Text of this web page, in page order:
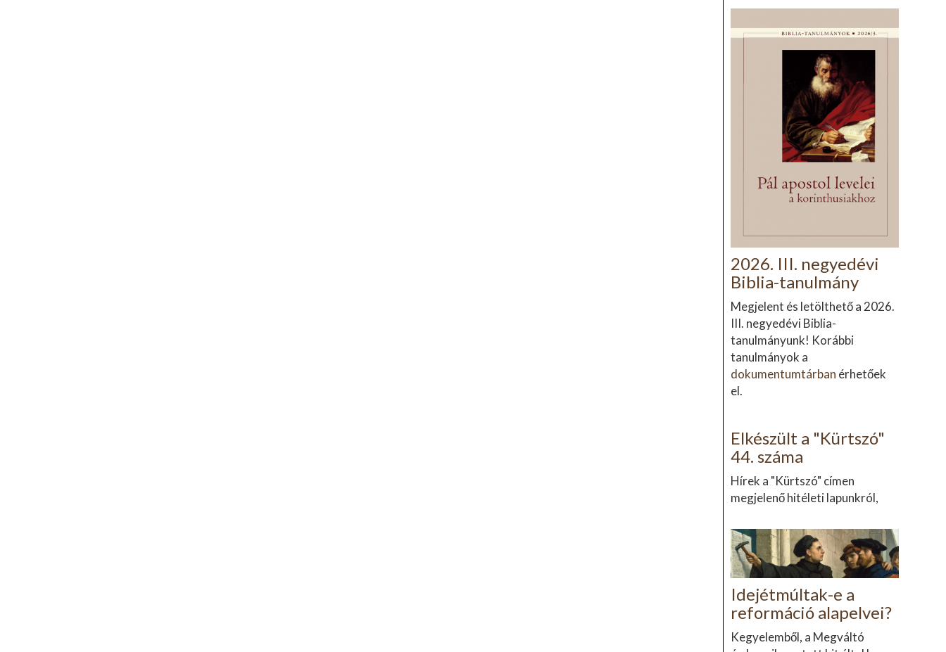
2026. III. negyedévi
Biblia-tanulmány
Megjelent és letölthető a 2026.
III. negyedévi Biblia-
tanulmányunk! Korábbi
tanulmányok a
dokumentumtárban érhetőek
el.
Elkészült a "Kürtszó"
44. száma
Hírek a "Kürtszó" címen
megjelenő hitéleti lapunkról,
Idejétmúltak-e a
reformáció alapelvei?
Kegyelemből, a Megváltó